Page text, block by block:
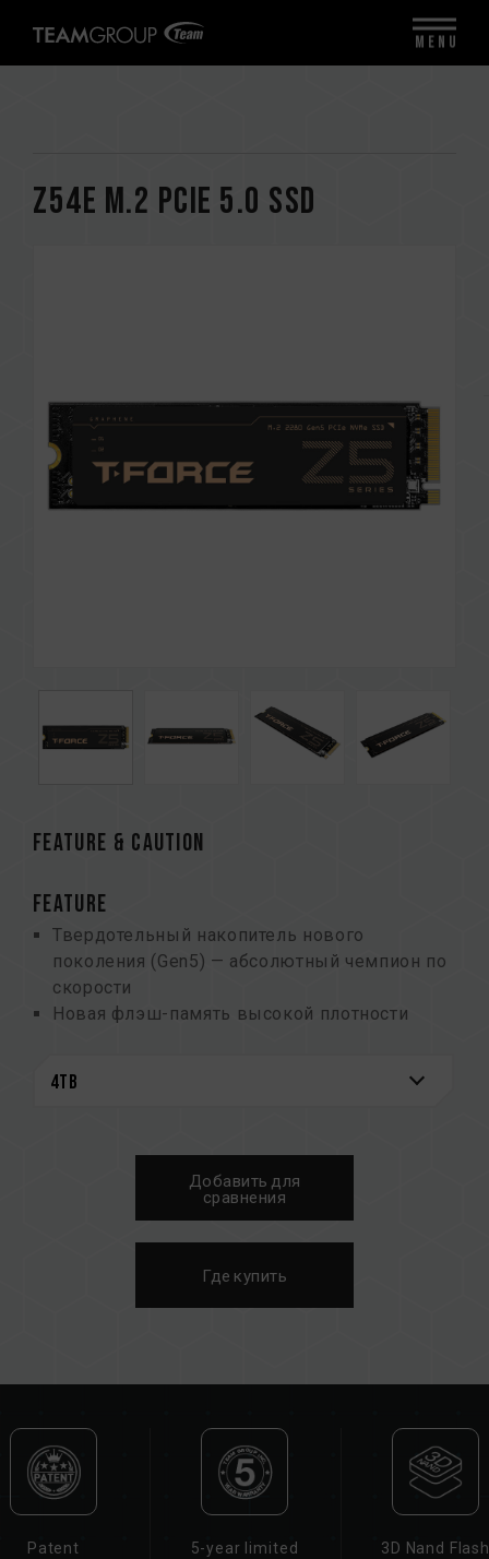
Z54E M.2 PCIe 5.0 SSD
FEATURE & CAUTION
FEATURE
Твердотельный накопитель нового
поколения (Gen5) — абсолютный чемпион по
скорости
Новая флэш-память высокой плотности
лучшего охлаждения
сохранении окружающей среды
Запатентованный графеновый радиатор
Номер патента на изобретение США:
US11051392B2
Номер патента на инновацию Тайваня:
Запатентованное программное обеспечение
Номер патента на инновацию Тайваня:
I751753
Добавить для
сравнения
Где купить
Patent
5-year limited
3D Nand Flash
MENU